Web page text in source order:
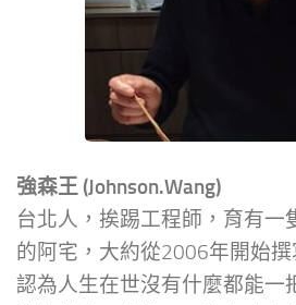
強森王 (Johnson.Wang)
台北人，挨踢工程師，育有一
的阿宅，大約從2006年開始撰
認為人生在世沒有什麼都能一